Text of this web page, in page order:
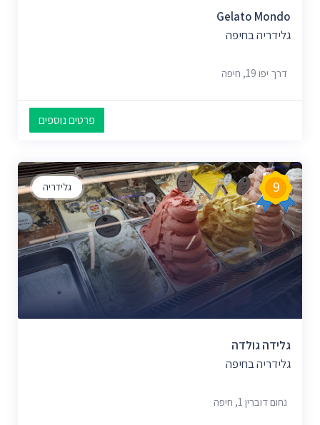
Gelato Mondo
גלידריה בחיפה
דרך יפו 19, חיפה
פרטים נוספים
גלידריה 9
גלידה גולדה
גלידריה בחיפה
נחום דוברין 1, חיפה